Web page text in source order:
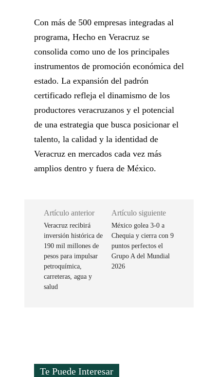
Con más de 500 empresas integradas al
programa, Hecho en Veracruz se
consolida como uno de los principales
instrumentos de promoción económica del
estado. La expansión del padrón
certificado refleja el dinamismo de los
productores veracruzanos y el potencial
de una estrategia que busca posicionar el
talento, la calidad y la identidad de
Veracruz en mercados cada vez más
amplios dentro y fuera de México.
Artículo anterior
Veracruz recibirá
inversión histórica de
190 mil millones de
pesos para impulsar
petroquímica,
carreteras, agua y
salud
Artículo siguiente
México golea 3-0 a
Chequia y cierra con 9
puntos perfectos el
Grupo A del Mundial
2026
Te Puede Interesar